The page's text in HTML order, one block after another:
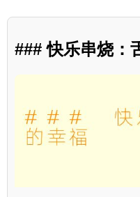
### 快乐串烧：